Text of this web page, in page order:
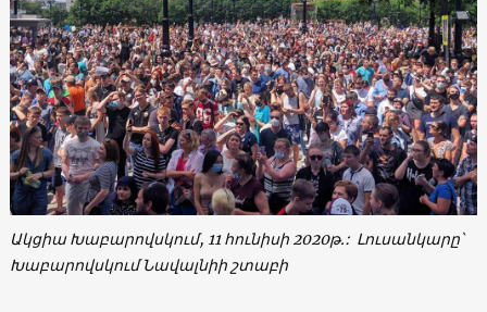
Ակցիա Խաբարովսկում, 11 հունիսի 2020թ.: Լուսանկարը՝
ԽաբարովսկումՆավալնիի շտաբի